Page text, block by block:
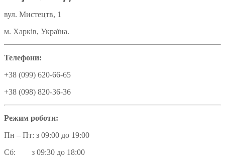
вул. Мистецтв, 1
м. Харків, Україна.
Телефони:
+38 (099) 620-66-65
+38 (098) 820-36-36
Режим роботи:
Пн – Пт: з 09:00 до 19:00
Сб: з 09:30 до 18:00